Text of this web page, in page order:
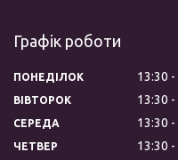
Графік роботи
ПОНЕДІЛОК 13:30
ВІВТОРОК 13:30
СЕРЕДА 13:30
ЧЕТВЕР 13:30